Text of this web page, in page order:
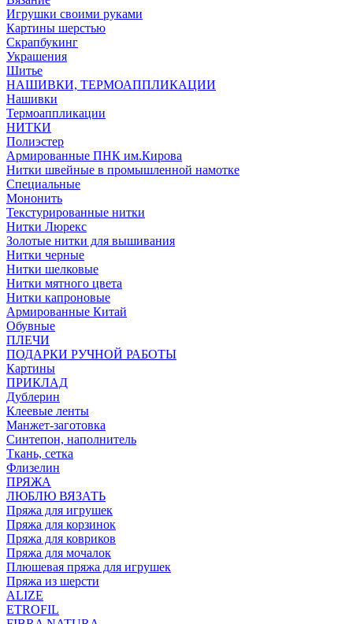
Игрушки своими руками
Картины шерстью
Скрапбукинг
Украшения
Шитье
НАШИВКИ, ТЕРМОАППЛИКАЦИИ
Нашивки
Термоаппликации
НИТКИ
Полиэстер
Армированные ПНК им.Кирова
Нитки швейные в промышленной намотке
Специальные
Мононить
Текстурированные нитки
Нитки Люрекс
Золотые нитки для вышивания
Нитки черные
Нитки шелковые
Нитки мятного цвета
Нитки капроновые
Армированные Китай
Обувные
ПЛЕЧИ
ПОДАРКИ РУЧНОЙ РАБОТЫ
Картины
ПРИКЛАД
Дублерин
Клеевые ленты
Манжет-заготовка
Синтепон, наполнитель
Ткань, сетка
Флизелин
ПРЯЖА
ЛЮБЛЮ ВЯЗАТЬ
Пряжа для игрушек
Пряжа для корзинок
Пряжа для ковриков
Пряжа для мочалок
Плюшевая пряжа для игрушек
Пряжа из шерсти
ALIZE
ETROFIL